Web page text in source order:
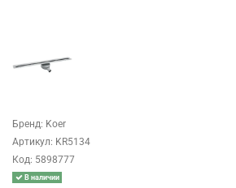
Бренд: Koer
Артикул: KR5134
Код: 5898777
В наличии